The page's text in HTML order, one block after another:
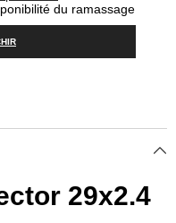
du ramassage
29x2.4